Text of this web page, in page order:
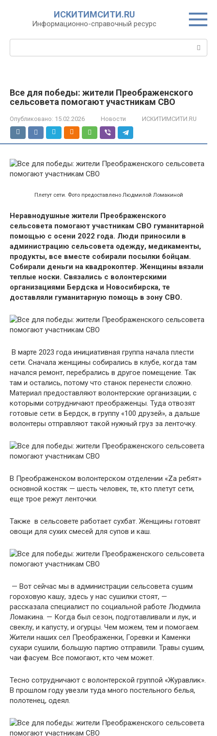
ИСКИТИМСИТИ.RU
Информационно-справочный ресурс
Все для победы: жители Преображенского
сельсовета помогают участникам СВО
Опубликовано: 15.02.2026 Новости ИСКИТИМСИТИ.RU
Плетут сети. Фото предоставлено Людмилой Ломакиной
Неравнодушные жители Преображенского
сельсовета помогают участникам СВО гуманитарной
помощью с осени 2022 года. Люди приносили в
администрацию сельсовета одежду, медикаменты,
продукты, все вместе собирали посылки бойцам.
Собирали деньги на квадрокоптер. Женщины вязали
теплые носки. Связались с волонтерскими
организациями Бердска и Новосибирска, те
доставляли гуманитарную помощь в зону СВО.
В марте 2023 года инициативная группа начала плести
сети. Сначала женщины собирались в клубе, когда там
начался ремонт, перебрались в другое помещение. Так
там и остались, потому что станок перенести сложно.
Материал предоставляют волонтерские организации, с
которыми сотрудничают преображенцы. Туда отвозят
готовые сети: в Бердск, в группу «100 друзей», а дальше
волонтеры отправляют такой нужный груз за ленточку.
В Преображенском волонтерском отделении «Zа ребят»
основной костяк — шесть человек, те, кто плетут сети,
еще трое режут ленточки.
Также в сельсовете работает сухбат. Женщины готовят
овощи для сухих смесей для супов и каш.
— Вот сейчас мы в администрации сельсовета сушим
гороховую кашу, здесь у нас сушилки стоят, —
рассказала специалист по социальной работе Людмила
Ломакина. — Когда был сезон, подготавливали и лук, и
свеклу, и капусту, и огурцы. Чем можем, тем и помогаем.
Жители наших сел Преображенки, Горевки и Каменки
сухари сушили, большую партию отправили. Травы сушим,
чаи фасуем. Все помогают, кто чем может.
Тесно сотрудничают с волонтерской группой «Журавлик».
В прошлом году увезли туда много постельного белья,
полотенец, одеял.